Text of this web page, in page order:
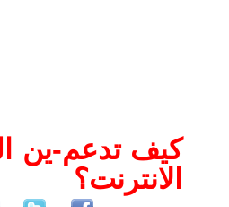
كيف تدعم-ين
الانترنت؟